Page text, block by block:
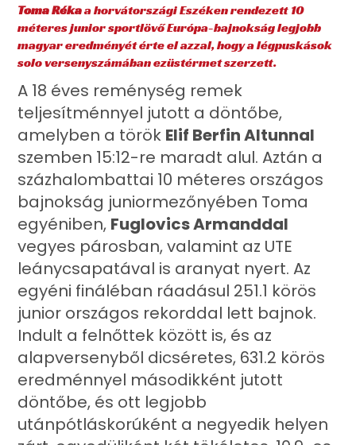
Toma Rékaa horvátországi Eszéken rendezett 10
méteres junior sportlövő Európa-bajnokság legjobb
magyar eredményét érte el azzal, hogy a légpuskások
solo versenyszámában ezüstérmet szerzett.
A 18 éves reménység remek
teljesítménnyel jutott a döntőbe,
amelyben a török Elif Berfin Altunnal
szemben 15:12-re maradt alul. Aztán a
százhalombattai 10 méteres országos
bajnokság juniormezőnyében Toma
egyéniben, Fuglovics Armanddal
vegyes párosban, valamint az UTE
leánycsapatával is aranyat nyert. Az
egyéni fináléban ráadásul 251.1 körös
junior országos rekorddal lett bajnok.
Indult a felnőttek között is, és az
alapversenyből dicséretes, 631.2 körös
eredménnyel másodikként jutott
döntőbe, és ott legjobb
utánpótláskorúként a negyedik helyen